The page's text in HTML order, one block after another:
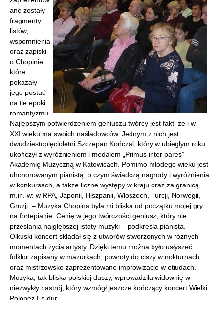
ane zostały
fragmenty
listów,
wspomnienia
oraz zapiski
o Chopinie,
które
pokazały
jego postać
na tle epoki
romantyzmu.
Najlepszym potwierdzeniem geniuszu twórcy jest fakt, że i w
XXI wieku ma swoich naśladowców. Jednym z nich jest
dwudziestopięcioletni Szczepan Kończal, który w ubiegłym roku
ukończył z wyróżnieniem i medalem „Primus inter pares”
Akademię Muzyczną w Katowicach. Pomimo młodego wieku jest
uhonorowanym pianistą, o czym świadczą nagrody i wyróżnienia
w konkursach, a także liczne występy w kraju oraz za granicą,
m.in. w: w RPA, Japonii, Hiszpanii, Włoszech, Turcji, Norwegii,
Gruzji. – Muzyka Chopina była mi bliska od początku mojej gry
na fortepianie. Cenię w jego twórczości geniusz, który nie
przesłania najgłębszej istoty muzyki – podkreśla pianista.
Olkuski koncert składał się z utworów stworzonych w różnych
momentach życia artysty. Dzięki temu można było usłyszeć
folklor zapisany w mazurkach, powroty do ciszy w nokturnach
oraz mistrzowsko zaprezentowane improwizacje w etiudach.
Muzyka, tak bliska polskiej duszy, wprowadziła widownię w
niezwykły nastrój, który wzmógł jeszcze kończący koncert Wielki
Polonez Es-dur.